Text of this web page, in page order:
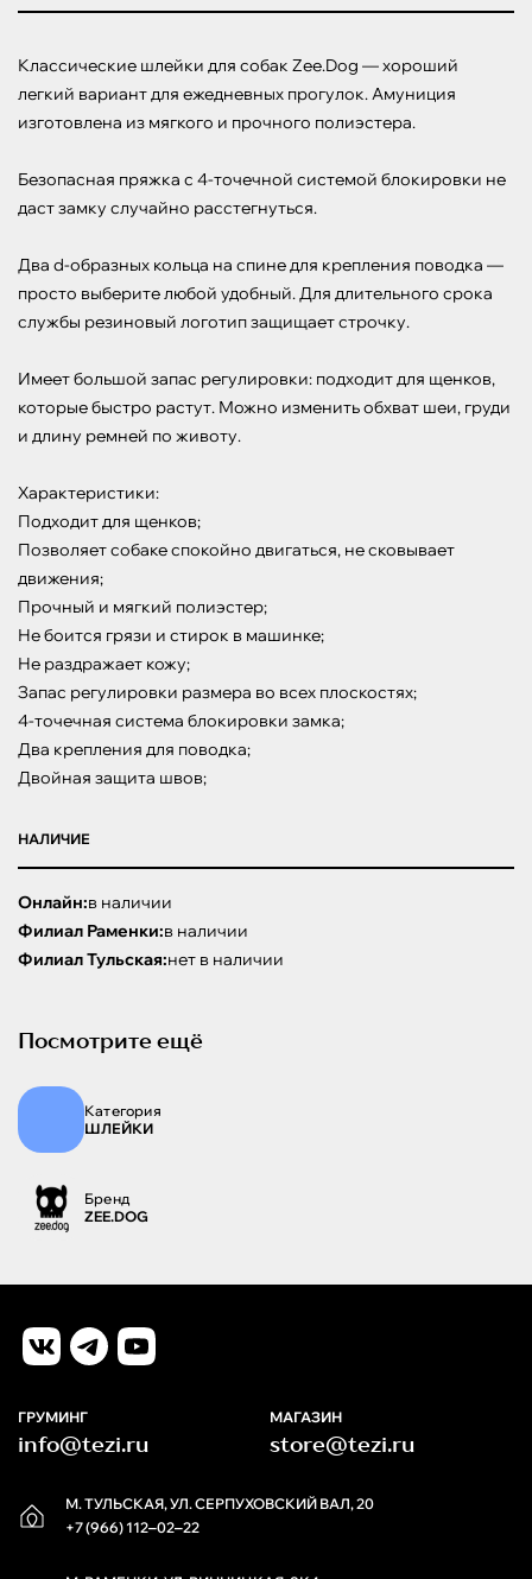
Классические шлейки для собак Zee.Dog — хороший
легкий вариант для ежедневных прогулок. Амуниция
изготовлена из мягкого и прочного полиэстера.
Безопасная пряжка с 4-точечной системой блокировки не
даст замку случайно расстегнуться.
Два d-образных кольца на спине для крепления поводка —
просто выберите любой удобный. Для длительного срока
службы резиновый логотип защищает строчку.
Имеет большой запас регулировки: подходит для щенков,
которые быстро растут. Можно изменить обхват шеи, груди
и длину ремней по животу.
Характеристики:
Подходит для щенков;
Позволяет собаке спокойно двигаться, не сковывает
движения;
Прочный и мягкий полиэстер;
Не боится грязи и стирок в машинке;
Не раздражает кожу;
Запас регулировки размера во всех плоскостях;
4-точечная система блокировки замка;
Два крепления для поводка;
Двойная защита швов;
НАЛИЧИЕ
Онлайн:в наличии
Филиал Раменки:в наличии
Филиал Тульская:нет в наличии
Посмотрите ещё
Категория
ШЛЕЙКИ
Бренд
ZEE.DOG
М. ТУЛЬСКАЯ, УЛ. СЕРПУХОВСКИЙ ВАЛ, 20
+7 (966) 112‒02‒22
ГРУМИНГ
info@tezi.ru
МАГАЗИН
store@tezi.ru